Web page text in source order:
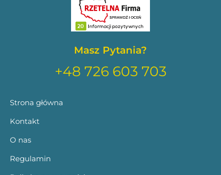
Masz Pytania?
+48 726 603 703
Strona główna
Kontakt
O nas
Regulamin